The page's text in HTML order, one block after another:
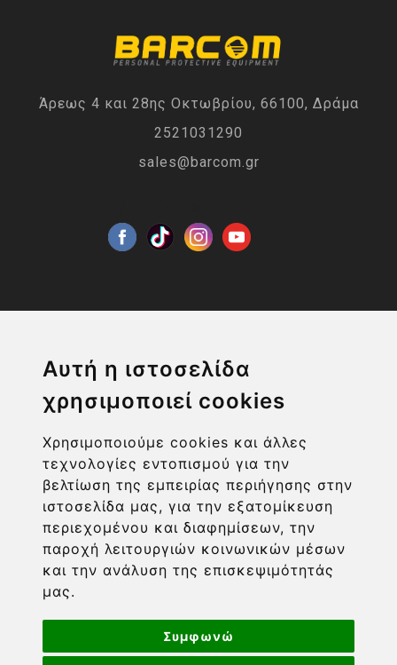
Αυτή η ιστοσελίδα
χρησιμοποιεί cookies
Χρησιμοποιούμε cookies και άλλες
τεχνολογίες εντοπισμού για την
βελτίωση της εμπειρίας περιήγησης στην
ιστοσελίδα μας, για την εξατομίκευση
περιεχομένου και διαφημίσεων, την
παροχή λειτουργιών κοινωνικών μέσων
και την ανάλυση της επισκεψιμότητάς
μας.
Συμφωνώ
Άρεως 4 και 28ης Οκτωβρίου, 66100, Δράμα
2521031290
sales@barcom.gr
ΧΡΗΣΙΜΑ LINKS
ΠΛΗΡΟΦΟΡΙΕΣ ΧΡΗΣΤΗ